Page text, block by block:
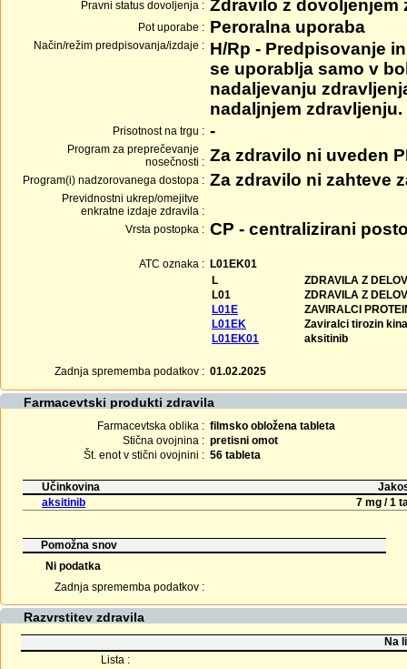
Pravni status dovoljenja : Zdravilo z dovoljenjem
Pot uporabe : Peroralna uporaba
Način/režim predpisovanja/izdaje : H/Rp - Predpisovanje
se uporablja samo v
nadaljevanju
nadaljnjem zdravljenju.
Prisotnost na trgu : -
Program za preprečevanje
nosečnosti : Za zdravilo ni uveden
Program(i) nadzorovanega dostopa : Za zdravilo ni zahteve
Previdnostni ukrep/omejitve
enkratne izdaje zdravila :
Vrsta postopka : CP - centralizirani
ATC oznaka : L01EK01
L
ZDRAVILA Z
L01
ZDRAVILA Z
L01E
ZAVIRALCI
L01EK
Zaviralci tirozin
L01EK01
aksitinib
Zadnja sprememba podatkov : 01.02.2025
Farmacevtski produkti zdravila
Farmacevtska oblika : filmsko obložena tableta
Stična ovojnina : pretisni omot
Št. enot v stični ovojnini : 56 tableta
Učinkovina
aksitinib
7 mg / 1
Pomožna snov
Ni podatka
Zadnja sprememba podatkov :
Razvrstitev zdravila
Na
Lista :